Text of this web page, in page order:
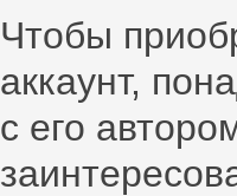
Чтобы
аккаунт,
с его